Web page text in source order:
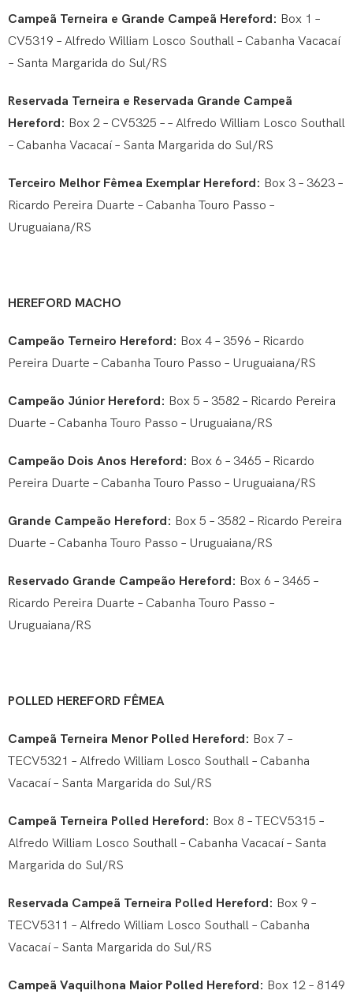
Campeã Terneira e Grande Campeã Hereford: Box 1 –
CV5319 – Alfredo William Losco Southall – Cabanha Vacacaí
– Santa Margarida do Sul/RS
Reservada Terneira e Reservada Grande Campeã
Hereford: Box 2 – CV5325 – – Alfredo William Losco Southall
– Cabanha Vacacaí – Santa Margarida do Sul/RS
Terceiro Melhor Fêmea Exemplar Hereford: Box 3 – 3623 –
Ricardo Pereira Duarte – Cabanha Touro Passo –
Uruguaiana/RS
HEREFORD MACHO
Campeão Terneiro Hereford: Box 4 – 3596 – Ricardo
Pereira Duarte – Cabanha Touro Passo – Uruguaiana/RS
Campeão Júnior Hereford: Box 5 – 3582 – Ricardo Pereira
Duarte – Cabanha Touro Passo – Uruguaiana/RS
Campeão Dois Anos Hereford: Box 6 – 3465 – Ricardo
Pereira Duarte – Cabanha Touro Passo – Uruguaiana/RS
Grande Campeão Hereford: Box 5 – 3582 – Ricardo Pereira
Duarte – Cabanha Touro Passo – Uruguaiana/RS
Reservado Grande Campeão Hereford: Box 6 – 3465 –
Ricardo Pereira Duarte – Cabanha Touro Passo –
Uruguaiana/RS
POLLED HEREFORD FÊMEA
Campeã Terneira Menor Polled Hereford: Box 7 –
TECV5321 – Alfredo William Losco Southall – Cabanha
Vacacaí – Santa Margarida do Sul/RS
Campeã Terneira Polled Hereford: Box 8 – TECV5315 –
Alfredo William Losco Southall – Cabanha Vacacaí – Santa
Margarida do Sul/RS
Reservada Campeã Terneira Polled Hereford: Box 9 –
TECV5311 – Alfredo William Losco Southall – Cabanha
Vacacaí – Santa Margarida do Sul/RS
Campeã Vaquilhona Maior Polled Hereford: Box 12 – 8149